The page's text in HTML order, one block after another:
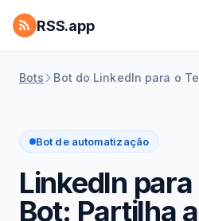
RSS.app
Bots Bot do LinkedIn para o
Bot de automatização
LinkedIn
Bot: Partilha